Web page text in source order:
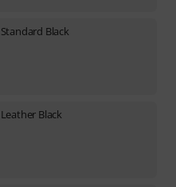
Black
Black